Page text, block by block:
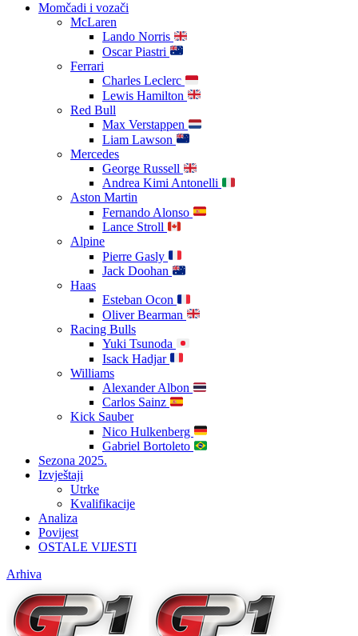
Momčadi i vozači
McLaren
Lando Norris
Oscar Piastri
Ferrari
Charles Leclerc
Lewis Hamilton
Red Bull
Max Verstappen
Liam Lawson
Mercedes
George Russell
Andrea Kimi Antonelli
Aston Martin
Fernando Alonso
Lance Stroll
Alpine
Pierre Gasly
Jack Doohan
Haas
Esteban Ocon
Oliver Bearman
Racing Bulls
Yuki Tsunoda
Isack Hadjar
Williams
Alexander Albon
Carlos Sainz
Kick Sauber
Nico Hulkenberg
Gabriel Bortoleto
Sezona 2025.
Izvještaji
Utrke
Kvalifikacije
Analiza
Povijest
OSTALE VIJESTI
Arhiva